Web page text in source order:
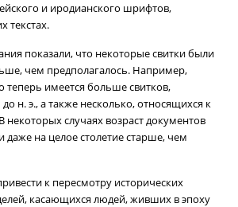
и иродианского шрифтов,
текстах.
показали, что некоторые свитки были
чем предполагалось. Например,
теперь имеется больше свитков,
н. э., а также несколько, относящихся к
некоторых случаях возраст документов
даже на целое столетие старше, чем
к пересмотру исторических
касающихся людей, живших в эпоху